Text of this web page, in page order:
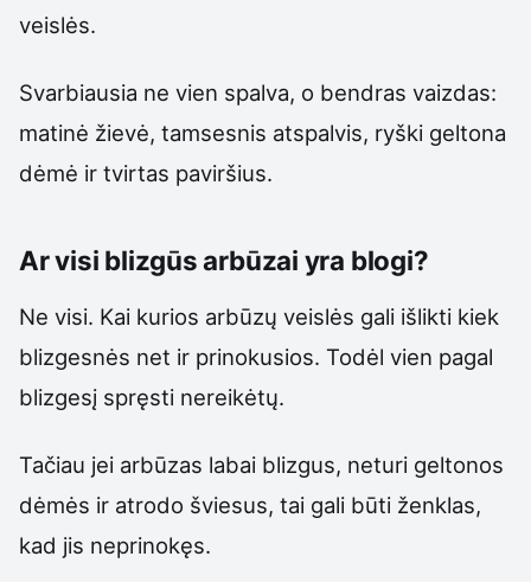
veislės.
Svarbiausia ne vien spalva, o bendras vaizdas:
matinė žievė, tamsesnis atspalvis, ryški geltona
dėmė ir tvirtas paviršius.
Ar visi blizgūs arbūzai yra blogi?
Ne visi. Kai kurios arbūzų veislės gali išlikti kiek
blizgesnės net ir prinokusios. Todėl vien pagal
blizgesį spręsti nereikėtų.
Tačiau jei arbūzas labai blizgus, neturi geltonos
dėmės ir atrodo šviesus, tai gali būti ženklas,
kad jis neprinokęs.